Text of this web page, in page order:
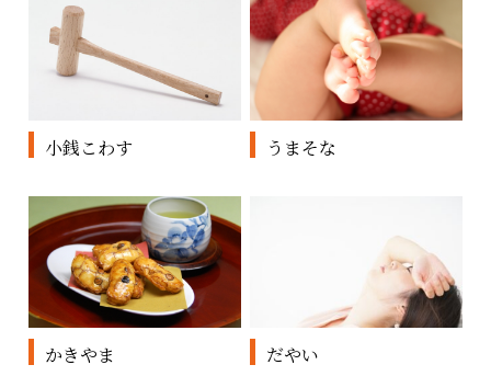
小銭こわす うまそな
かきやま だやい